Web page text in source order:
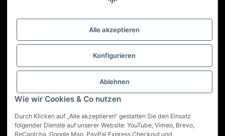
Alle akzeptieren
Konfigurieren
Ablehnen
Wie wir Cookies & Co nutzen
Durch Klicken auf „Alle akzeptieren“ gestatten Sie den Einsatz
folgender Dienste auf unserer Website: YouTube, Vimeo, Brevo,
ReCaptcha, Google Map, PayPal Express Checkout und
Montag - Freitag: 09:00 - 17:00 Uhr
Hotline 📞
Gesetzliche Informationen
Service